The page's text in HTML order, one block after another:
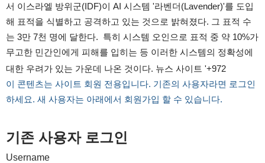
서 이스라엘 방위군(IDF)이 AI 시스템 '라벤더(Lavender)'를 도입
해 표적을 식별하고 공격하고 있는 것으로 밝혀졌다. 그 표적 수
는 3만 7천 명에 달한다. 특히 시스템 오인으로 표적 중 약 10%가
무고한 민간인에게 피해를 입히는 등 이러한 시스템의 정확성에
대한 우려가 있는 가운데 나온 것이다. 뉴스 사이트 '+972
이 콘텐츠는 사이트 회원 전용입니다. 기존의 사용자라면 로그인
하세요. 새 사용자는 아래에서 회원가입 할 수 있습니다.
기존 사용자 로그인
Username